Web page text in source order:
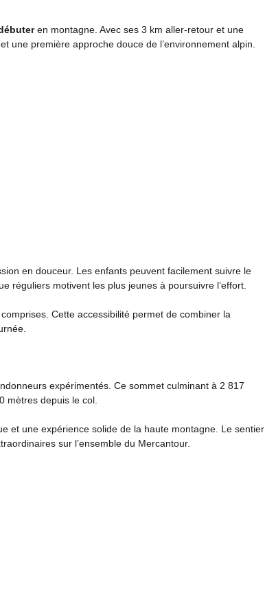
en montagne. Avec ses 3 km aller-retour et une
une première approche douce de l’environnement alpin.
en douceur. Les enfants peuvent facilement suivre le
réguliers motivent les plus jeunes à poursuivre l’effort.
Cette accessibilité permet de combiner la
expérimentés. Ce sommet culminant à 2 817
mètres depuis le col.
et une expérience solide de la haute montagne. Le sentier
sur l’ensemble du Mercantour.